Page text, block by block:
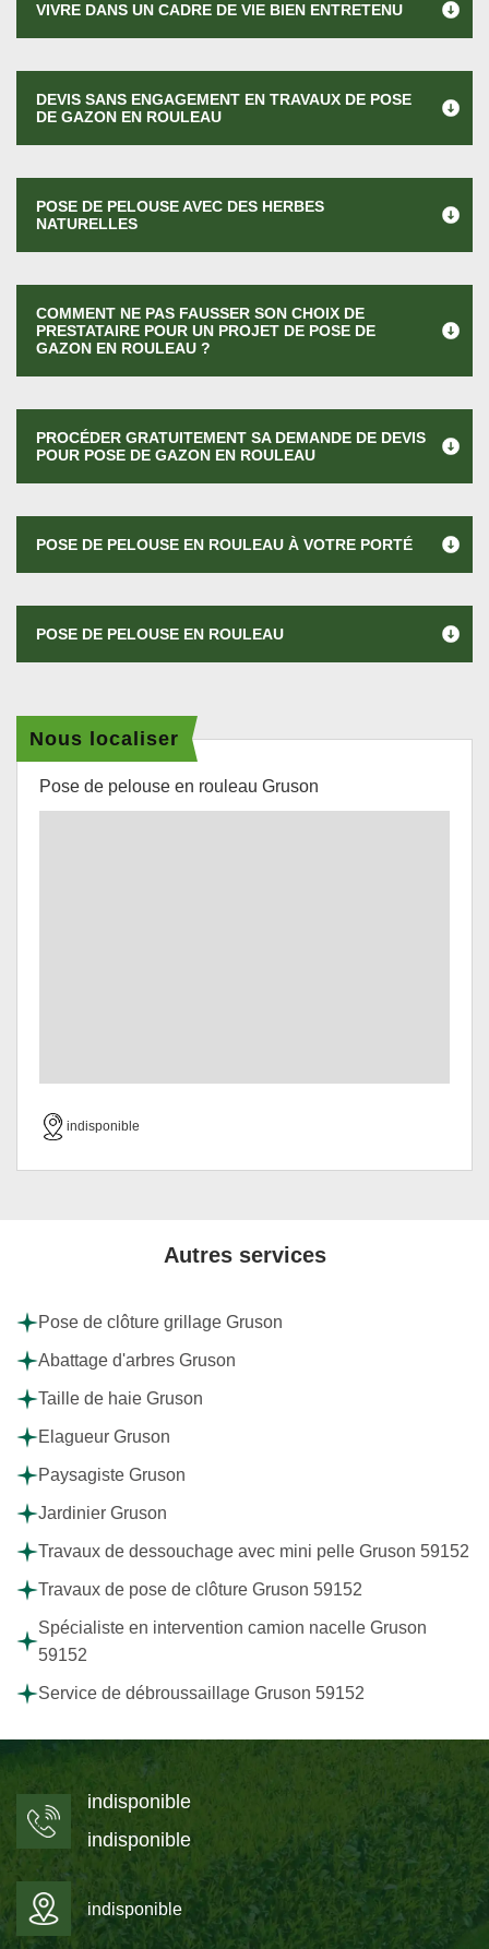
VIVRE DANS UN CADRE DE VIE BIEN ENTRETENU
DEVIS SANS ENGAGEMENT EN TRAVAUX DE POSE
DE GAZON EN ROULEAU
POSE DE PELOUSE AVEC DES HERBES
NATURELLES
COMMENT NE PAS FAUSSER SON CHOIX DE
PRESTATAIRE POUR UN PROJET DE POSE DE
GAZON EN ROULEAU ?
PROCÉDER GRATUITEMENT SA DEMANDE DE DEVIS
POUR POSE DE GAZON EN ROULEAU
POSE DE PELOUSE EN ROULEAU À VOTRE PORTÉ
POSE DE PELOUSE EN ROULEAU
Nous localiser
Pose de pelouse en rouleau Gruson
indisponible
Autres services
Pose de clôture grillage Gruson
Abattage d'arbres Gruson
Taille de haie Gruson
Elagueur Gruson
Paysagiste Gruson
Jardinier Gruson
Travaux de dessouchage avec mini pelle Gruson 59152
Travaux de pose de clôture Gruson 59152
Spécialiste en intervention camion nacelle Gruson
59152
Service de débroussaillage Gruson 59152
indisponible
indisponible
indisponible